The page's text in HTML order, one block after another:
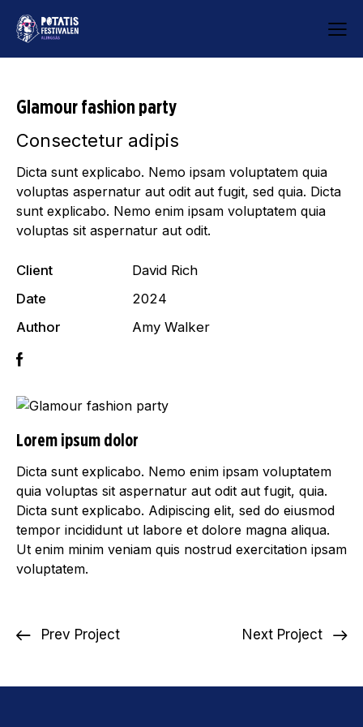
Glamour fashion party
Lorem ipsum dolor
Dicta sunt explicabo. Nemo enim ipsam voluptatem
quia voluptas sit aspernatur aut odit aut fugit, quia.
Dicta sunt explicabo. Adipiscing elit, sed do eiusmod
tempor incididunt ut labore et dolore magna aliqua.
Ut enim minim veniam quis nostrud exercitation ipsam
voluptatem.
Consectetur adipis
Dicta sunt explicabo. Nemo ipsam voluptatem quia
voluptas aspernatur aut odit aut fugit, sed quia. Dicta
sunt explicabo. Nemo enim ipsam voluptatem quia
voluptas sit aspernatur aut odit.
Client
David Rich
Date
2024
Author
Amy Walker
Prev Project Next Project